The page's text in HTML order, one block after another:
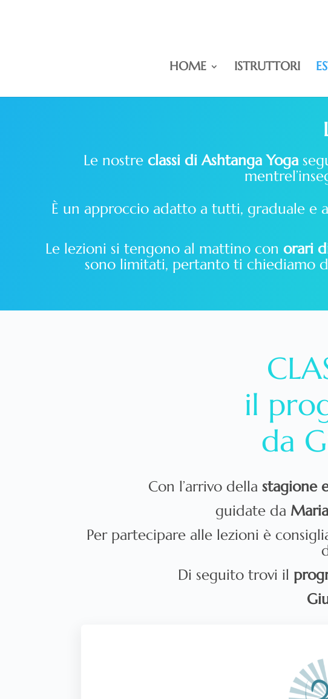
HOME ISTRUTTORI
Le nostre classi di Ashtanga Yoga
mentre
È un approccio adatto a tutti, graduale e
Le lezioni si tengono al mattino con orari
sono limitati, pertanto ti chiediamo
il
da
Con l’arrivo della stagione
guidate da
Per partecipare alle lezioni è
Di seguito trovi il